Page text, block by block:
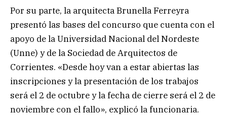
Por su parte, la arquitecta Brunella Ferreyra
presentó las bases del concurso que cuenta con el
apoyo de la Universidad Nacional del Nordeste
(Unne) y de la Sociedad de Arquitectos de
Corrientes. «Desde hoy van a estar abiertas las
inscripciones y la presentación de los trabajos
será el 2 de octubre y la fecha de cierre será el 2 de
noviembre con el fallo», explicó la funcionaria.